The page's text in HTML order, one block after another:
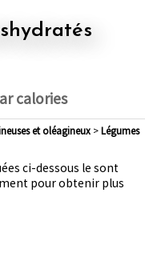
calories
et oléagineux> légumes
ci-dessous le sont
pour obtenir plus